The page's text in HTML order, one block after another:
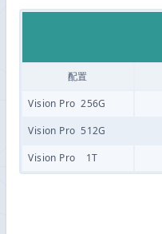
配置
Vision Pro 256G
Vision Pro 512G
Vision Pro 1T